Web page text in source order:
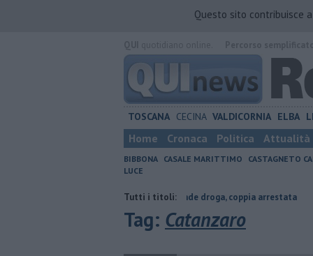
Questo sito contribuisce
TOSCANA CECINA VALDICORNIA ELBA
Home Cronaca Politica Attualità
BIBBONA CASALE MARITTIMO CASTAGNETO
LUCE
Tutti i titoli:
Coltiva e vende droga, coppia arrestata Cade
Tag: Catanzaro